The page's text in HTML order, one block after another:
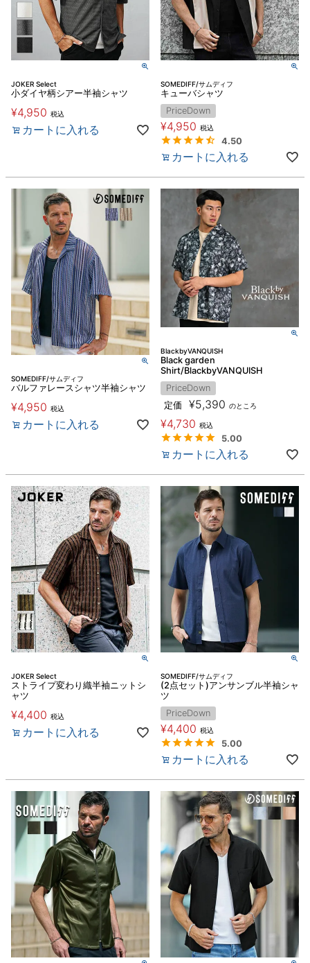
JOKER Select
小ダイヤ柄シアー半袖シャツ
¥4,950 税込
カートに入れる
SOMEDIFF/サムディフ
キューバシャツ
PriceDown
¥4,950 税込
4.50
カートに入れる
SOMEDIFF/サムディフ
バルファレースシャツ半袖シャツ
¥4,950 税込
カートに入れる
BlackbyVANQUISH
Black garden
Shirt/BlackbyVANQUISH
PriceDown
定価
¥5,390 のところ
¥4,730 税込
5.00
カートに入れる
JOKER Select
ストライプ変わり織半袖ニットシ
ャツ
¥4,400 税込
カートに入れる
SOMEDIFF/サムディフ
(2点セット)アンサンブル半袖シャ
ツ
PriceDown
¥4,400 税込
5.00
カートに入れる